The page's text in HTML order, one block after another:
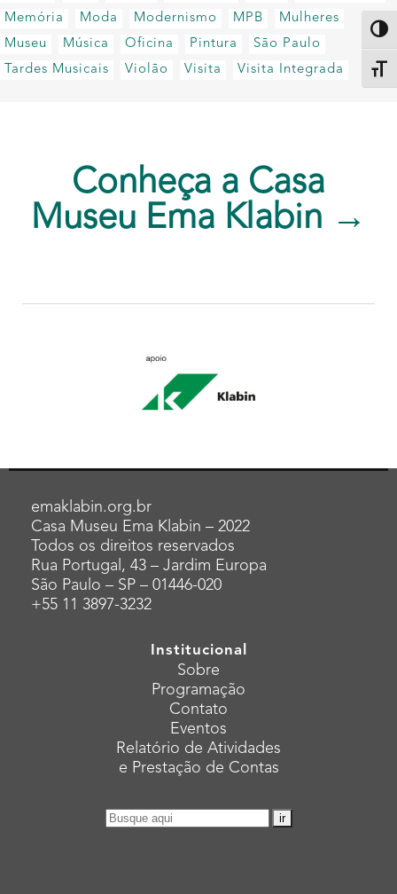
Memória
Moda Modernismo MPB
Mulheres
Museu
Música Oficina Pintura
São Paulo
Tardes Musicais
Violão Visita Visita Integrada
Conheça a Casa
Museu Ema Klabin →
emaklabin.org.br
Casa Museu Ema Klabin – 2022
Todos os direitos reservados
Rua Portugal, 43 – Jardim Europa
São Paulo – SP – 01446-020
+55 11 3897-3232
Institucional
Sobre
Programação
Contato
Eventos
Relatório de Atividades
e Prestação de Contas